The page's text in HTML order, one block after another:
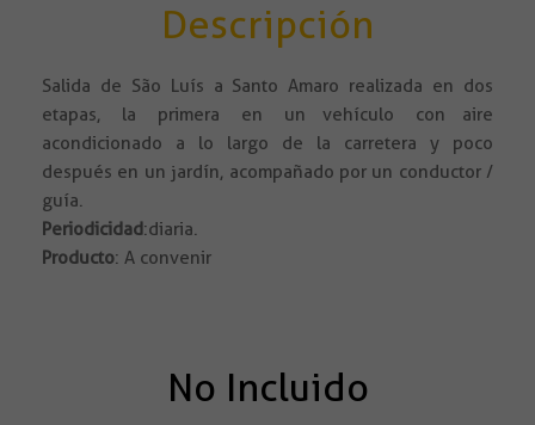
Descripción
Salida de São Luís a Santo Amaro realizada en dos
etapas, la primera en un vehículo con aire
acondicionado a lo largo de la carretera y poco
después en un jardín, acompañado por un conductor /
guía.
Periodicidad: diaria.
Producto: A convenir
No Incluido